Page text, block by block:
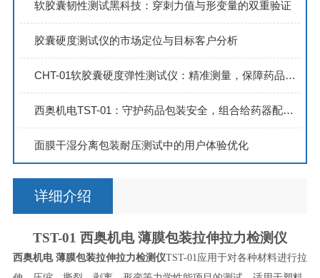
软胶囊韧性测试黑科技：穿刺力值与形变量的双重验证
胶囊硬度测试仪的市场定位与目标客户分析
CHT-01软胶囊硬度弹性测试仪：精准测量，保障药品品质
西奥机电TST-01：守护药品包装安全，组合给药器配合性测试新方案
面膜干湿分离包装耐压测试中的用户体验优化
详细介绍
TST-01 西奥机电薄膜包装拉伸拉力检测仪
西奥机电 薄膜包装拉伸拉力检测仪TST-01 应用于对各种材料进行拉